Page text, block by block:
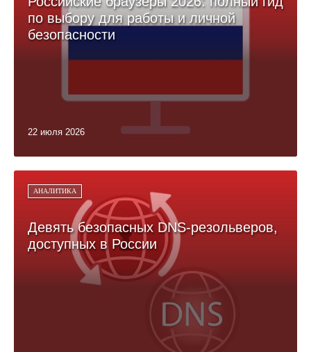
по выбору для работы и личной
безопасности
22 июля 2026
АНАЛИТИКА
Девять безопасных DNS-резольверов,
доступных в России